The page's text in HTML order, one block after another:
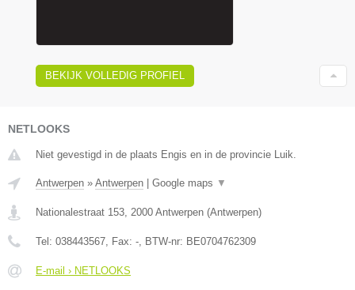
BEKIJK VOLLEDIG PROFIEL
NETLOOKS
Niet gevestigd in de plaats Engis en in de provincie Luik.
Antwerpen » Antwerpen | Google maps ▼
Nationalestraat 153 2000 Antwerpen (Antwerpen)
Tel: 038443567 , Fax: - , BTW-nr: BE0704762309
E-mail › NETLOOKS